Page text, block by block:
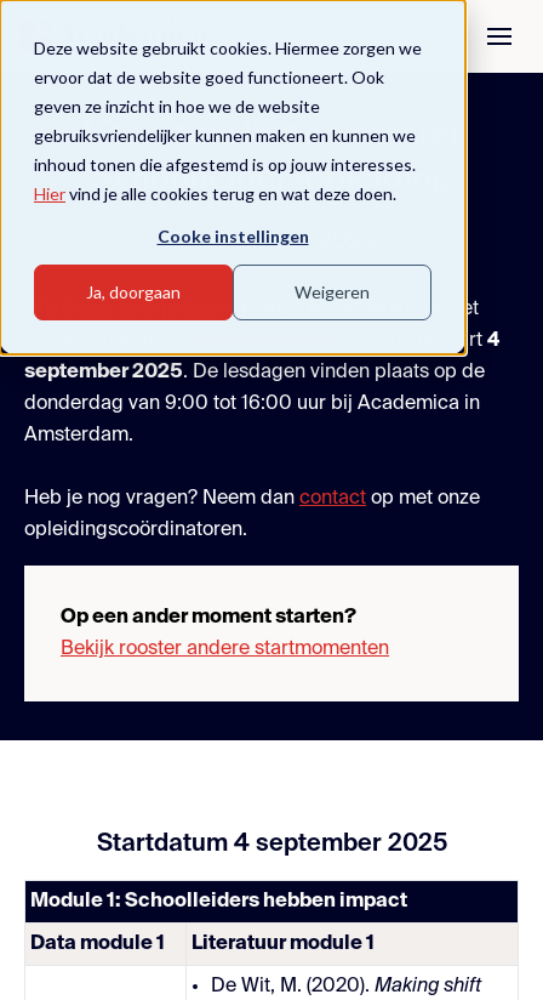
Deze website gebruikt cookies. Hiermee zorgen we
ervoor dat de website goed functioneert. Ook
geven ze inzicht in hoe we de website
gebruiksvriendelijker kunnen maken en kunnen we
inhoud tonen die afgestemd is op jouw interesses.
Hiervind je alle cookies terug en wat deze doen.
Cooke instellingen
Ja, doorgaan Weigeren
Literatuurlijst en rooster
Schoolleidersopleiding
4 september 2025
Hieronder vind je de voorlopige literatuurlijst en het
met als start 4
september 2025. De lesdagen vinden plaats op de
donderdag van 9:00 tot 16:00 uur bij Academica in
Amsterdam.
Heb je nog vragen? Neem dan contact op met onze
opleidingscoördinatoren.
Op een ander moment starten?
Bekijk rooster andere startmomenten
Startdatum 4 september 2025
Module 1: Schoolleiders hebben impact
Data module 1 Literatuur module 1
De Wit, M. (2020). Making shift